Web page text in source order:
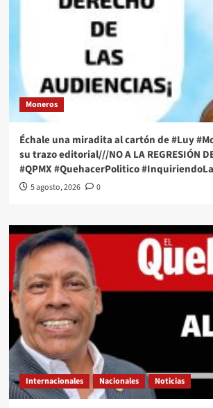
Moneros
Échale una miradita al cartón de #Luy
su trazo editorial///NO A LA REGRESIÓN
#QPMX #QuehacerPolitico
5 agosto, 2026 0
Internacionales Nacionales Noticias